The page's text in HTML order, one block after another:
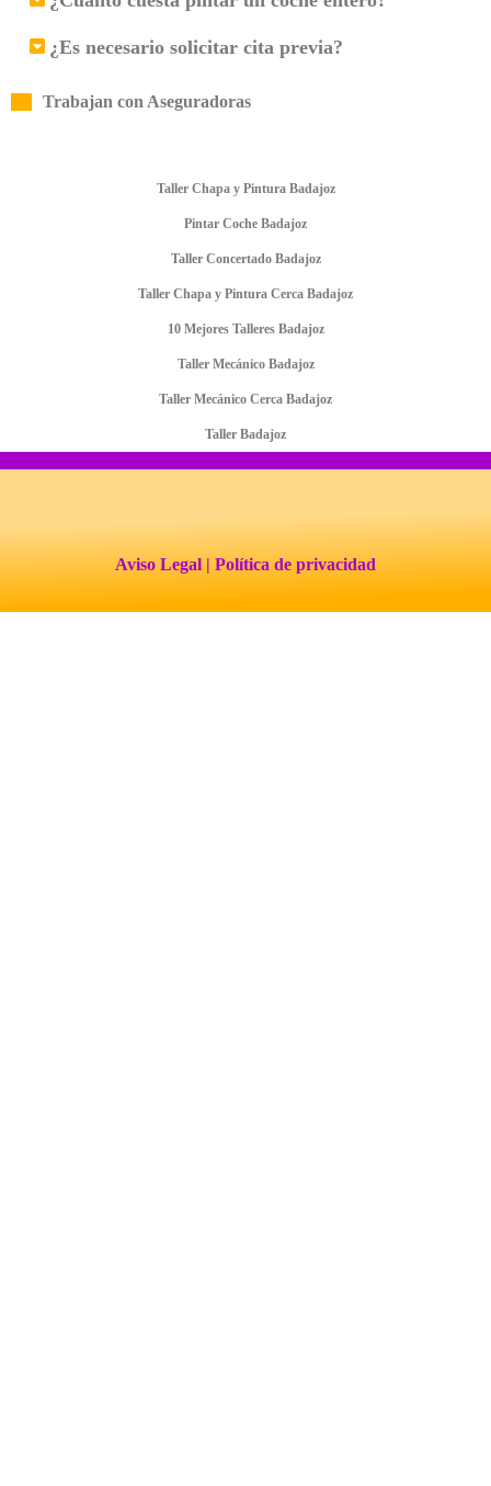
¿Es necesario solicitar cita previa?
Trabajan con Aseguradoras
Taller Chapa y Pintura Badajoz
Pintar Coche Badajoz
Taller Concertado Badajoz
Taller Chapa y Pintura Cerca Badajoz
10 Mejores Talleres Badajoz
Taller Mecánico Badajoz
Taller Mecánico Cerca Badajoz
Taller Badajoz
Aviso Legal | Política de privacidad